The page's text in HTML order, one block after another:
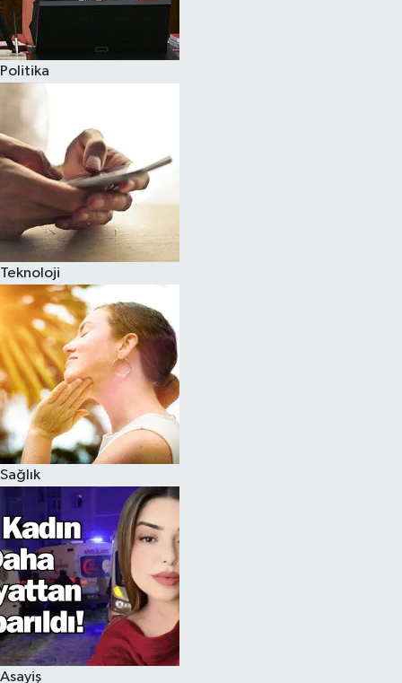
Politika
Teknoloji
Sağlık
Asayiş